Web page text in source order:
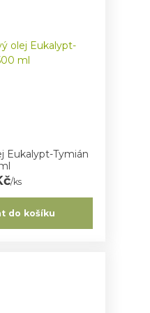
Eukalypt-Tymián
/ks
do košíku